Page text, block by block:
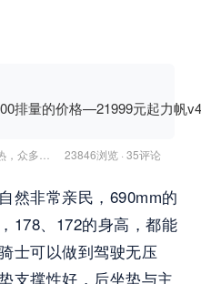
排量的价格—21999元起力帆
23846浏览 · 35评论
然非常亲民，690mm的
178、172的身高，都能
士可以做到驾驶无压
支撑性好，后坐垫与主